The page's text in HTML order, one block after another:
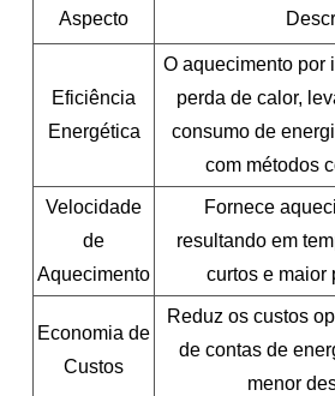
Aspecto
Eficiência
Energética
O aquecimento por
perda de calor,
consumo de
com métodos
Velocidade
de
Aquecimento
Fornece
resultando em
curtos e maior
Economia de
Custos
Reduz os custos
de contas de
menor